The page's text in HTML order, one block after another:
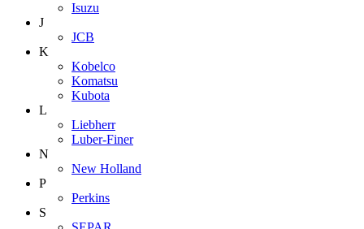
Isuzu
J
JCB
K
Kobelco
Komatsu
Kubota
L
Liebherr
Luber-Finer
N
New Holland
P
Perkins
S